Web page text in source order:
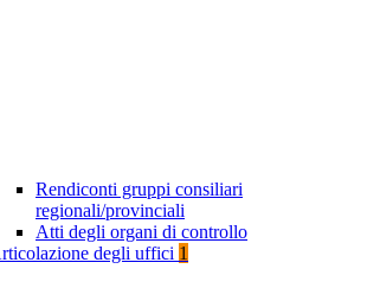
Rendiconti gruppi consiliari
regionali/provinciali
Atti degli organi di controllo
degli uffici 1